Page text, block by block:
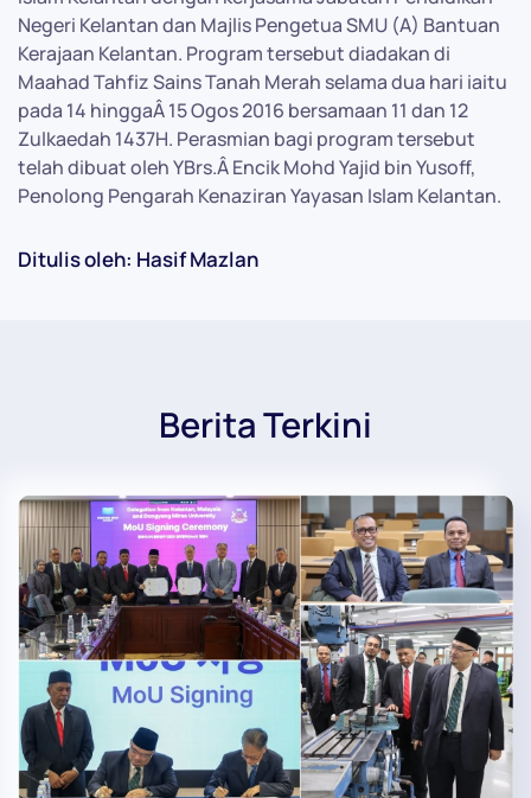
Negeri Kelantan dan Majlis Pengetua SMU (A) Bantuan
Kerajaan Kelantan. Program tersebut diadakan di
Maahad Tahfiz Sains Tanah Merah selama dua hari iaitu
pada 14 hinggaÂ 15 Ogos 2016 bersamaan 11 dan 12
Zulkaedah 1437H. Perasmian bagi program tersebut
telah dibuat oleh YBrs.Â Encik Mohd Yajid bin Yusoff,
Penolong Pengarah Kenaziran Yayasan Islam Kelantan.
Ditulis oleh: Hasif Mazlan
Berita Terkini